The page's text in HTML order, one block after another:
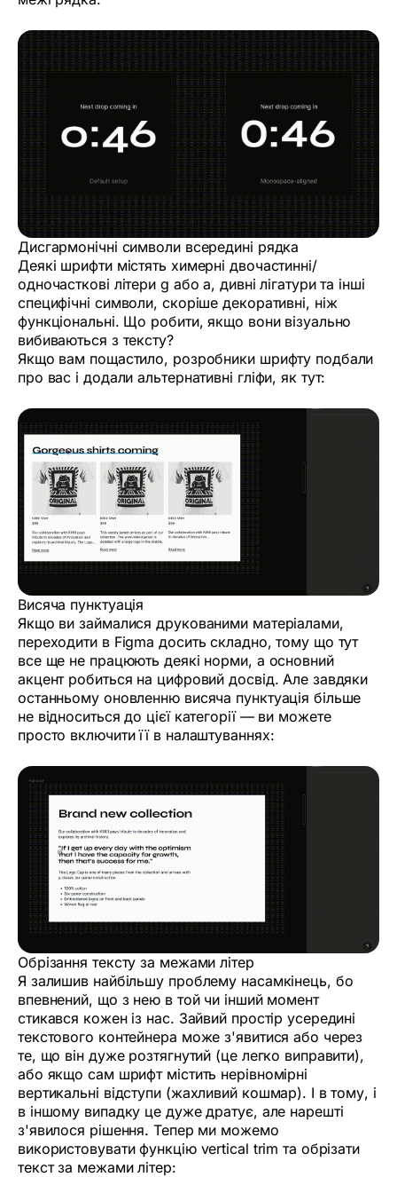
Дисгармонічні символи всередині рядка
Деякі шрифти містять химерні двочастинні/
одночасткові літери g або a, дивні лігатури та інші
специфічні символи, скоріше декоративні, ніж
функціональні. Що робити, якщо вони візуально
вибиваються з тексту?
Якщо вам пощастило, розробники шрифту подбали
про вас і додали альтернативні гліфи, як тут:
Висяча пунктуація
Якщо ви займалися друкованими матеріалами,
переходити в Figma досить складно, тому що тут
все ще не працюють деякі норми, а основний
акцент робиться на цифровий досвід. Але завдяки
останньому оновленню висяча пунктуація більше
не відноситься до цієї категорії — ви можете
просто включити її в налаштуваннях:
Обрізання тексту за межами літер
Я залишив найбільшу проблему насамкінець, бо
впевнений, що з нею в той чи інший момент
стикався кожен із нас. Зайвий простір усередині
текстового контейнера може з'явитися або через
те, що він дуже розтягнутий (це легко виправити),
або якщо сам шрифт містить нерівномірні
вертикальні відступи (жахливий кошмар). І в тому, і
в іншому випадку це дуже дратує, але нарешті
з'явилося рішення. Тепер ми можемо
використовувати функцію vertical trim та обрізати
текст за межами літер: